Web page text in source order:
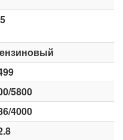
5800
4000